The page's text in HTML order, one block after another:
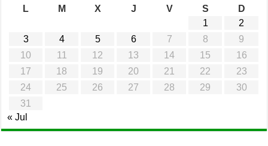
L
M X J V S
D
1
2
3
4 5 6 7 8
9
10
11 12 13 14 15
16
17
18 19 20 21 22
23
24
25 26 27 28 29
30
31
« Jul